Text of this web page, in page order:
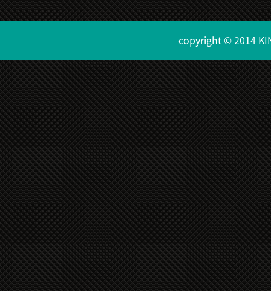
copyright © 2014